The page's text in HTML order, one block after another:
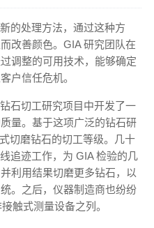
的处理方法，通过这种方
改善颜色。GIA 研究团队在
调整的可用技术，能够确定
户信任危机。
石切工研究项目中开发了一
量。基于这项广泛的钻石研
切磨钻石的切工等级。几十
追迹工作，为 GIA 检验的几
利用结果切磨更多钻石，以
。之后，仪器制造商也纷纷
触式测量设备之列。